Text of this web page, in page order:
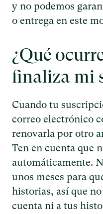
y no podemos
o entrega en este
¿Qué
finaliza mi
Cuando tu
correo electrónico
renovarla por otro
Ten en cuenta que
automáticamente.
unos meses para
historias, así que
cuenta ni a tus